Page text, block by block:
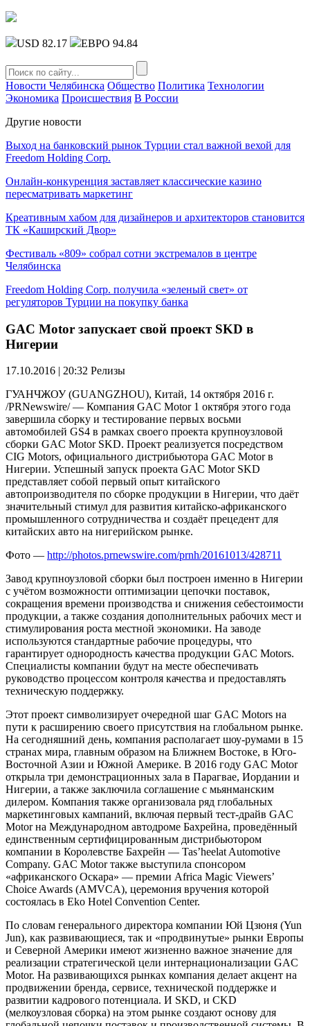
USD 82.17 ЕВРО 94.84
Новости Челябинска Общество Политика Технологии
Экономика Происшествия В России
Другие новости
Выход на банковский рынок Турции стал важной вехой для
Freedom Holding Corp.
Онлайн-конкуренция заставляет классические казино
пересматривать маркетинг
Креативным хабом для дизайнеров и архитекторов становится
ТК «Каширский Двор»
Фестиваль «809» собрал сотни экстремалов в центре
Челябинска
Freedom Holding Corp. получила «зеленый свет» от
регуляторов Турции на покупку банка
GAC Motor запускает свой проект SKD в
Нигерии
17.10.2016 | 20:32 Релизы
ГУАНЧЖОУ (GUANGZHOU), Китай, 14 октября 2016 г.
/PRNewswire/ — Компания GAC Motor 1 октября этого года
завершила сборку и тестирование первых восьми
автомобилей GS4 в рамках своего проекта крупноузловой
сборки GAC Motor SKD. Проект реализуется посредством
CIG Motors, официального дистрибьютора GAC Motor в
Нигерии. Успешный запуск проекта GAC Motor SKD
представляет собой первый опыт китайского
автопроизводителя по сборке продукции в Нигерии, что даёт
значительный стимул для развития китайско-африканского
промышленного сотрудничества и создаёт прецедент для
китайских авто на нигерийском рынке.
Фото — http://photos.prnewswire.com/prnh/20161013/428711
Завод крупноузловой сборки был построен именно в Нигерии
с учётом возможности оптимизации цепочки поставок,
сокращения времени производства и снижения себестоимости
продукции, а также создания дополнительных рабочих мест и
стимулирования роста местной экономики. На заводе
используются стандартные рабочие процедуры, что
гарантирует однородность качества продукции GAC Motors.
Специалисты компании будут на месте обеспечивать
руководство процессом контроля качества и предоставлять
техническую поддержку.
Этот проект символизирует очередной шаг GAC Motors на
пути к расширению своего присутствия на глобальном рынке.
На сегодняшний день, компания располагает шоу-румами в 15
странах мира, главным образом на Ближнем Востоке, в Юго-
Восточной Азии и Южной Америке. В 2016 году GAC Motor
открыла три демонстрационных зала в Парагвае, Иордании и
Нигерии, а также заключила соглашение с мьянманским
дилером. Компания также организовала ряд глобальных
маркетинговых кампаний, включая первый тест-драйв GAC
Motor на Международном автодроме Бахрейна, проведённый
единственным сертифицированным дистрибьютором
компании в Королевстве Бахрейн — Tas’heelat Automotive
Company. GAC Motor также выступила спонсором
«африканского Оскара» — премии Africa Magic Viewers’
Choice Awards (AMVCA), церемония вручения которой
состоялась в Eko Hotel Convention Center.
По словам генерального директора компании Юй Цзюня (Yun
Jun), как развивающиеся, так и «продвинутые» рынки Европы
и Северной Америки имеют жизненно важное значение для
реализации стратегической цели интернационализации GAC
Motor. На развивающихся рынках компания делает акцент на
продвижении бренда, сервисе, технической поддержке и
развитии кадрового потенциала. И SKD, и CKD
(мелкоузловая сборка) на этом рынке создают основу для